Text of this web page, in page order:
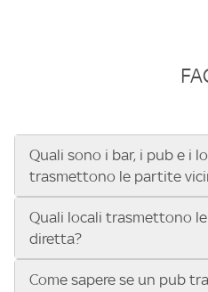
Quali sono i bar, i pub e i
trasmettono le partite
Se cerchi un bar, pub,
vedere le partite di Serie A
UEFA Champions League, la
Conference League, il Tennis,
Quali locali trasmettono
diretta?
Vuoi sapere quali bar, pub o
Come sapere se un pub